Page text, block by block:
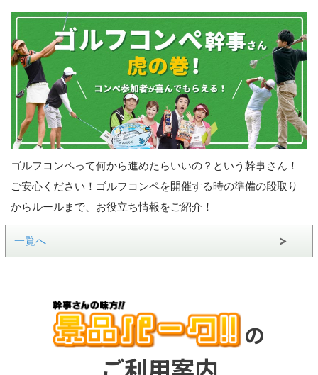
ゴルフコンペって何から進めたらいいの？という幹事さん！
ご安心ください！ゴルフコンペを開催する時の準備の段取り
からルールまで、お役立ち情報をご紹介！
一覧へ
の
ご利用案内